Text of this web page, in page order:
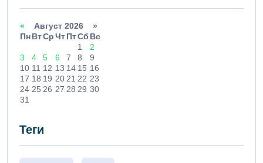
« Август 2026 »
ПнВтСрЧтПтСб Вс
1
2
3
4 5 6 7 8
9
10 11 12 13 14 15 16
17 18 19 2021 22 23
24 25 26 27 28 29 30
31
Теги